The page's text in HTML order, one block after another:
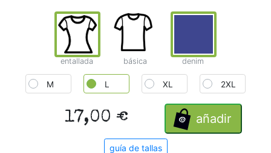
entallada básica denim
M L XL 2XL
17,00 € añadir
guía de tallas